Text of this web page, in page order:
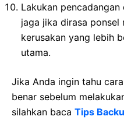
Lakukan
jaga jika dirasa ponsel
kerusakan yang lebih
utama.
Jika Anda ingin tahu
benar sebelum
silahkan baca Tips